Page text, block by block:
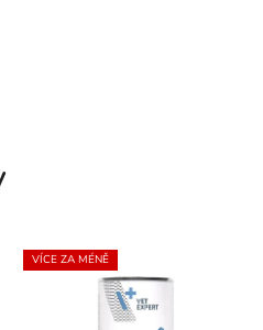
VÍCE ZA MÉNĚ